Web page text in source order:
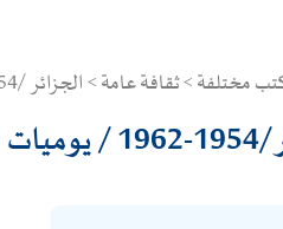
مختلفة > ثقافة عامة > الجزائر /1954-1962 / يوميات الحرب